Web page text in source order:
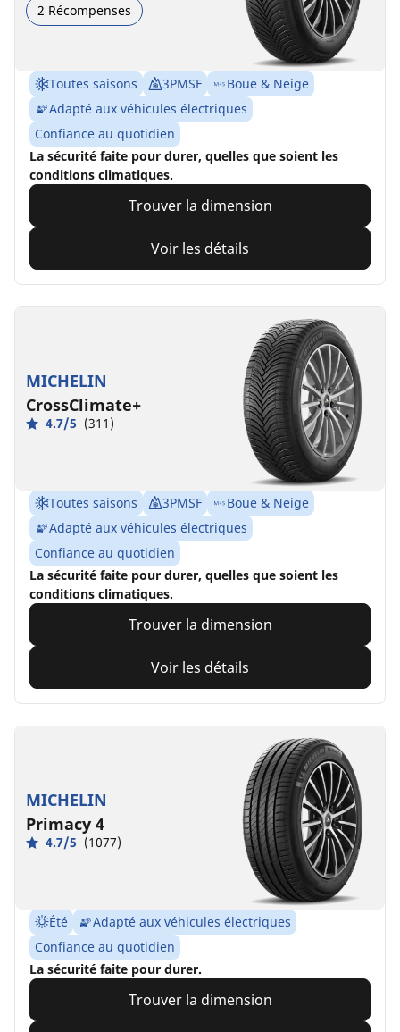
2 Récompenses
Toutes saisons 3PMSF
Boue & Neige
Adapté aux véhicules électriques
Confiance au quotidien
La sécurité faite pour durer, quelles que soient les
conditions climatiques.
Trouver la dimension
Voir les détails
MICHELIN
CrossClimate+
4.7/5 (311)
Toutes saisons 3PMSF
Boue & Neige
Adapté aux véhicules électriques
Confiance au quotidien
La sécurité faite pour durer, quelles que soient les
conditions climatiques.
Trouver la dimension
Voir les détails
MICHELIN
Primacy 4
4.7/5 (1077)
Été
Adapté aux véhicules électriques
Confiance au quotidien
La sécurité faite pour durer.
Trouver la dimension